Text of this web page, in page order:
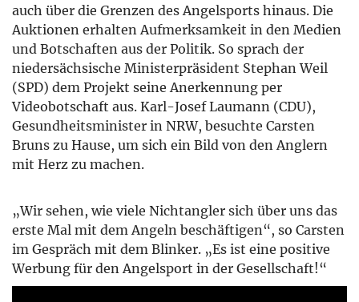
auch über die Grenzen des Angelsports hinaus. Die
Auktionen erhalten Aufmerksamkeit in den Medien
und Botschaften aus der Politik. So sprach der
niedersächsische Ministerpräsident Stephan Weil
(SPD) dem Projekt seine Anerkennung per
Videobotschaft aus. Karl-Josef Laumann (CDU),
Gesundheitsminister in NRW, besuchte Carsten
Bruns zu Hause, um sich ein Bild von den Anglern
mit Herz zu machen.
„Wir sehen, wie viele Nichtangler sich über uns das
erste Mal mit dem Angeln beschäftigen“, so Carsten
im Gespräch mit dem Blinker. „Es ist eine positive
Werbung für den Angelsport in der Gesellschaft!“